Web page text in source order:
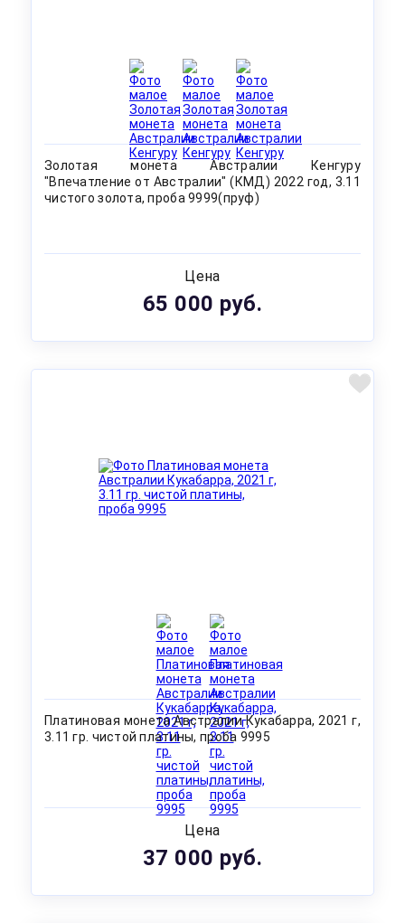
Золотая монета Австралии Кенгуру
"Впечатление от Австралии" (КМД) 2022 год, 3.11
чистого золота, проба 9999(пруф)
Цена
65 000 руб.
Платиновая монета Австралии Кукабарра, 2021 г,
3.11 гр. чистой платины, проба 9995
Цена
37 000 руб.